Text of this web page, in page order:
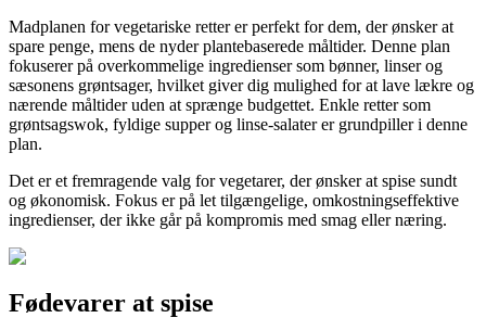
Madplanen for vegetariske retter er perfekt for dem, der ønsker at
spare penge, mens de nyder plantebaserede måltider. Denne plan
fokuserer på overkommelige ingredienser som bønner, linser og
sæsonens grøntsager, hvilket giver dig mulighed for at lave lækre og
nærende måltider uden at sprænge budgettet. Enkle retter som
grøntsagswok, fyldige supper og linse-salater er grundpiller i denne
plan.
Det er et fremragende valg for vegetarer, der ønsker at spise sundt
og økonomisk. Fokus er på let tilgængelige, omkostningseffektive
ingredienser, der ikke går på kompromis med smag eller næring.
Fødevarer at spise